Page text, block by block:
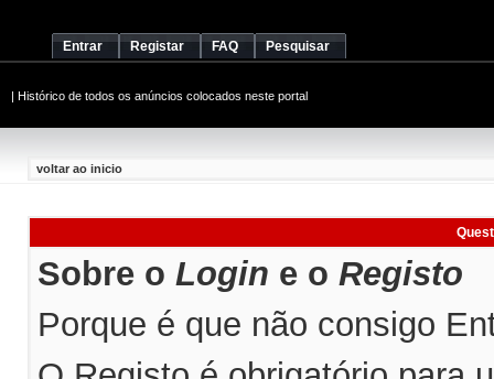
Entrar Registar FAQ Pesquisar
| Histórico de todos os anúncios colocados neste portal
voltar ao inicio
Sobre o Login e o Registo
Porque é que não consigo